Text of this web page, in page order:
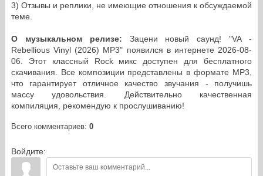
3) Отзывы и реплики, не имеющие отношения к обсуждаемой
теме.
О музыкальном релизе: Зацени новый саунд! "VA -
Rebellious Vinyl (2026) MP3" появился в интернете 2026-08-
06. Этот классный Rock микс доступен для бесплатного
скачивания. Все композиции представлены в формате MP3,
что гарантирует отличное качество звучания - получишь
массу удовольствия. Действительно качественная
компиляция, рекомендую к прослушиванию!
Всего комментариев: 0
Войдите: